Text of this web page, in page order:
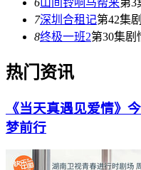
6山间铃响马帮来第3
7深圳合租记第42集
8终极一班2第30集剧
热门资讯
《当天真遇见爱情》
梦前行